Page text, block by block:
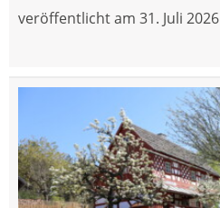
veröffentlicht am 31. Juli 2026